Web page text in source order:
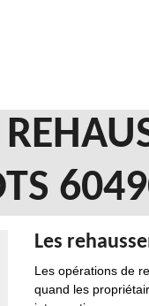
Les
Les opérations de
quand les